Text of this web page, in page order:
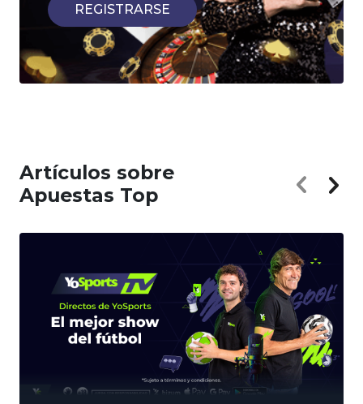
REGISTRARSE
Artículos sobre
Apuestas Top